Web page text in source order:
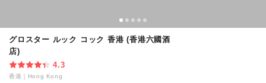
グロスター ルック コック 香港 (香港六國酒
店)
4.3
香港 Hong Kong